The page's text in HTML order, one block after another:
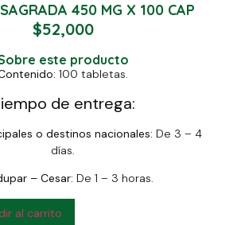
450 MG X 100 CAP
$52,000
este producto
100 tabletas.
de entrega:
o destinos nacionales: De 3 – 4
días.
– Cesar: De 1 – 3 horas.
al carrito